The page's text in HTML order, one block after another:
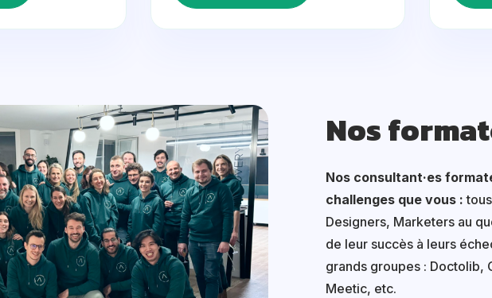
Nos
Nos consultant·es
challenges que vous :
Designers, Marketers au
de leur succès à leurs
grands groupes : Doctolib,
Meetic, etc.